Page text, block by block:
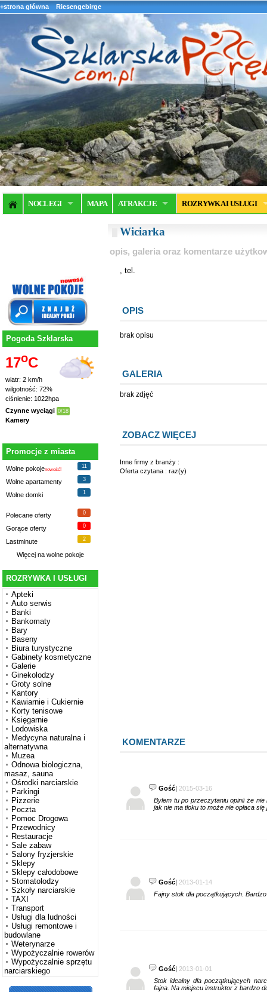
+strona główna Riesengebirge
NOCLEGI MAPA ATRAKCJE ROZRYWKA I USŁUGI
Pogoda Szklarska
17oC
wiatr: 2 km/h
wilgotność: 72%
ciśnienie: 1022hpa
Czynne wyciągi 0/18
Kamery
Promocje z miasta
Wolne pokojenowość!
11
Wolne apartamenty 3
Wolne domki 1
Polecane oferty 0
Gorące oferty 0
Lastminute 2
Więcej na wolne pokoje
ROZRYWKA I USŁUGI
Apteki
Auto serwis
Banki
Bankomaty
Bary
Baseny
Biura turystyczne
Gabinety kosmetyczne
Galerie
Ginekolodzy
Groty solne
Kantory
Kawiarnie i Cukiernie
Korty tenisowe
Księgarnie
Lodowiska
Medycyna naturalna i
alternatywna
Muzea
Odnowa biologiczna,
masaz, sauna
Ośrodki narciarskie
Parkingi
Pizzerie
Poczta
Pomoc Drogowa
Przewodnicy
Restauracje
Sale zabaw
Salony fryzjerskie
Sklepy
Sklepy całodobowe
Stomatolodzy
Szkoły narciarskie
TAXI
Transport
Usługi dla ludności
Usługi remontowe i
budowlane
Weterynarze
Wypożyczalnie rowerów
Wypożyczalnie sprzętu
narciarskiego
Wiciarka
opis, galeria oraz komentarze
, tel.
OPIS
brak opisu
GALERIA
brak zdjęć
ZOBACZ WIĘCEJ
Inne firmy z branży :
Oferta czytana : raz(y)
KOMENTARZE
Gość| 2015-03-16
Bylem tu po przeczytaniu opinii że
jak nie ma
Gość| 2013-01-14
Fajny stok dla początkujących. Bardzo
Gość| 2013-01-01
Stok idealny dla początkujących
fajna. Na miejscu instruktor z bardzo